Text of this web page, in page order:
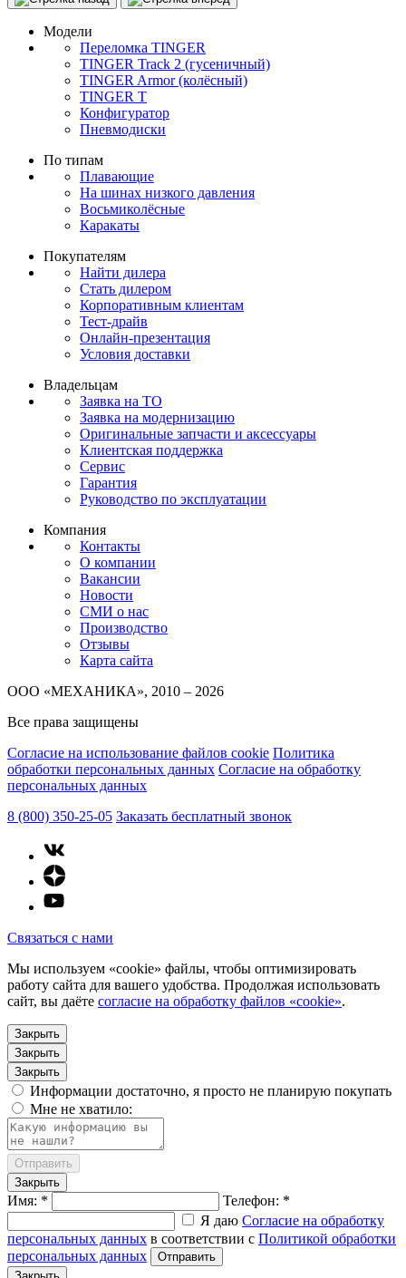
Модели
Переломка TINGER
TINGER Track 2 (гусеничный)
TINGER Armor (колёсный)
TINGER T
Конфигуратор
Пневмодиски
По типам
Плавающие
На шинах низкого давления
Восьмиколёсные
Каракаты
Покупателям
Найти дилера
Стать дилером
Корпоративным клиентам
Тест-драйв
Онлайн-презентация
Условия доставки
Владельцам
Заявка на ТО
Заявка на модернизацию
Оригинальные запчасти и аксессуары
Клиентская поддержка
Сервис
Гарантия
Руководство по эксплуатации
Компания
Контакты
О компании
Вакансии
Новости
СМИ о нас
Производство
Отзывы
Карта сайта
ООО «МЕХАНИКА», 2010 – 2026
Все права защищены
Согласие на использование файлов cookie Политика
обработки персональных данных Согласие на обработку
персональных данных
8 (800) 350-25-05 Заказать бесплатный звонок
Связаться с нами
Мы используем «cookie» файлы, чтобы оптимизировать
работу сайта для вашего удобства. Продолжая использовать
сайт, вы даёте согласие на обработку файлов «cookie».
Закрыть
Закрыть
Закрыть
Информации достаточно, я просто не планирую покупать
Мне не хватило:
Отправить
Закрыть
Имя: *
Телефон: *
Я даю Согласие на обработку
персональных данных в соответствии с Политикой обработки
персональных данных
Отправить